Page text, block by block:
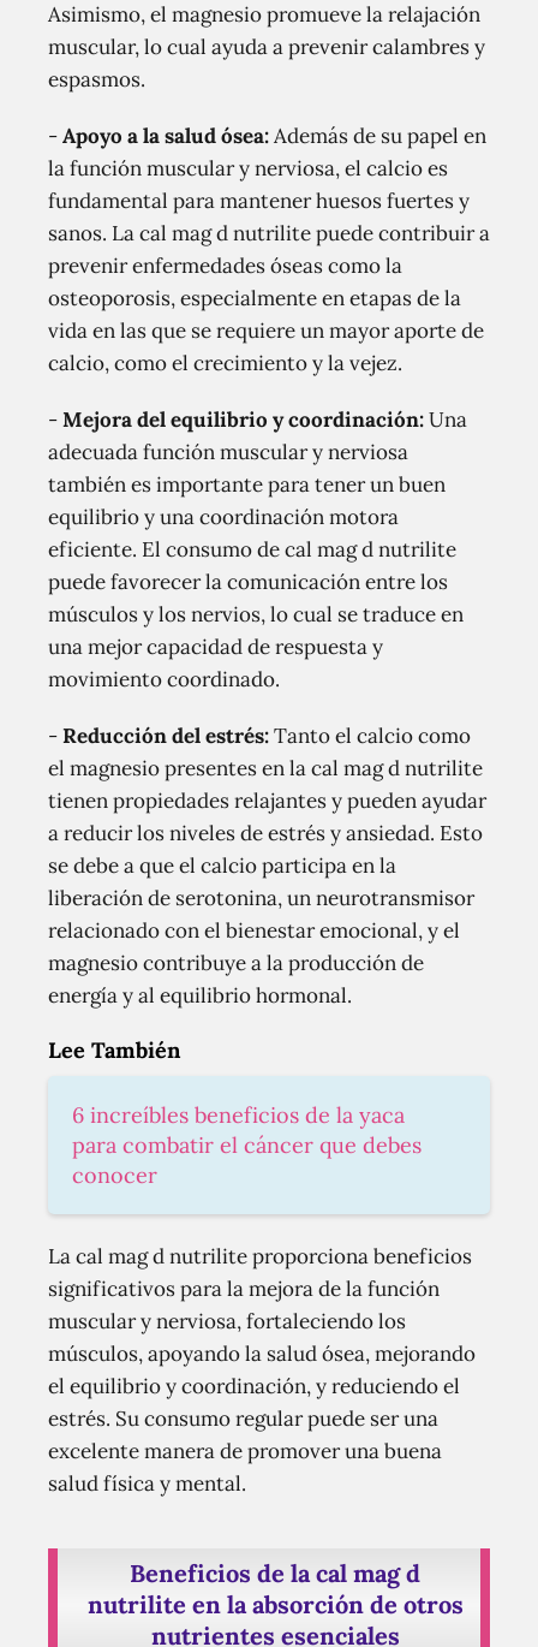
Asimismo, el magnesio promueve la relajación
muscular, lo cual ayuda a prevenir calambres y
espasmos.
-Apoyo a la salud ósea:Además de su papel en
la función muscular y nerviosa, el calcio es
fundamental para mantener huesos fuertes y
sanos. La cal mag d nutrilite puede contribuir a
prevenir enfermedades óseas como la
osteoporosis, especialmente en etapas de la
vida en las que se requiere un mayor aporte de
calcio, como el crecimiento y la vejez.
-Mejora del equilibrio y coordinación:Una
adecuada función muscular y nerviosa
también es importante para tener un buen
equilibrio y una coordinación motora
eficiente. El consumo de cal mag d nutrilite
puede favorecer la comunicación entre los
músculos y los nervios, lo cual se traduce en
una mejor capacidad de respuesta y
movimiento coordinado.
-Reducción del estrés:Tanto el calcio como
el magnesio presentes en la cal mag d nutrilite
tienen propiedades relajantes y pueden ayudar
a reducir los niveles de estrés y ansiedad. Esto
se debe a que el calcio participa en la
liberación de serotonina, un neurotransmisor
relacionado con el bienestar emocional, y el
magnesio contribuye a la producción de
energía y al equilibrio hormonal.
Lee También
6 increíbles beneficios de la yaca
para combatir el cáncer que debes
conocer
La cal mag d nutrilite proporciona beneficios
significativos para la mejora de la función
muscular y nerviosa, fortaleciendo los
músculos, apoyando la salud ósea, mejorando
el equilibrio y coordinación, y reduciendo el
estrés. Su consumo regular puede ser una
excelente manera de promover una buena
salud física y mental.
Beneficios de la cal mag d
nutrilite en la absorción de otros
nutrientes esenciales